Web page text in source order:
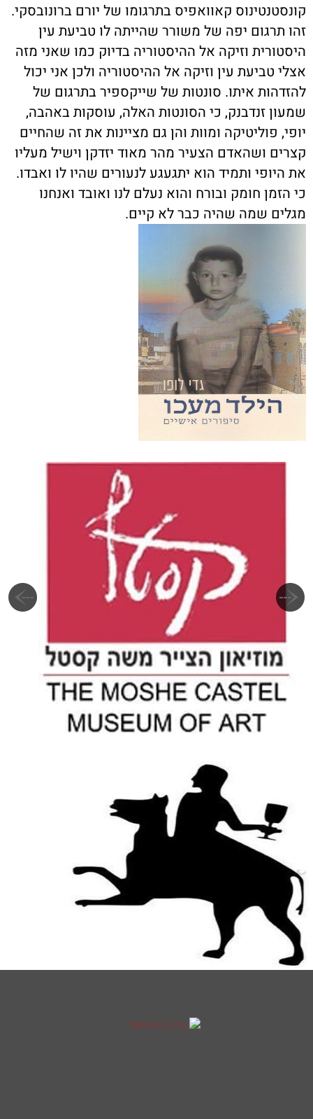
קונסטנטינוס קאוואפיס בתרגומו של יורם ברונובסקי.
זהו תרגום יפה של משורר שהייתה לו טביעת עין
היסטורית וזיקה אל ההיסטוריה בדיוק כמו שאני מזה
אצלי טביעת עין וזיקה אל ההיסטוריה ולכן אני יכול
להזדהות איתו. סונטות של שייקספיר בתרגום של
שמעון זנדבנק, כי הסונטות האלה, עוסקות באהבה,
יופי, פוליטיקה ומוות והן גם מציינות את זה שהחיים
קצרים ושהאדם הצעיר מהר מאוד יזדקן וישיל מעליו
את היופי ותמיד הוא יתגעגע לנעורים שהיו לו ואבדו.
כי הזמן חומק ובורח והוא נעלם לנו ואובד ואנחנו
מגלים שמה שהיה כבר לא קיים.